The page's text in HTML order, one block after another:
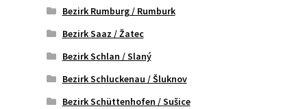
Bezirk Rumburg / Rumburk
Bezirk Saaz / Žatec
Bezirk Schlan / Slaný
Bezirk Schluckenau / Šluknov
Bezirk Schüttenhofen / Sušice